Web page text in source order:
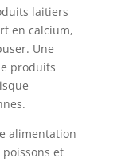
laitiers
en calcium,
Une
produits
alimentation
et